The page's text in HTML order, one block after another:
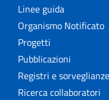
Linee guida
Organismo Notificato
Progetti
Pubblicazioni
Registri e sorveglianze
Ricerca collaboratori